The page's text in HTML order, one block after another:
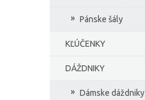
Pánske šály
KĽÚČENKY
DÁŽDNIKY
Dámske dáždniky